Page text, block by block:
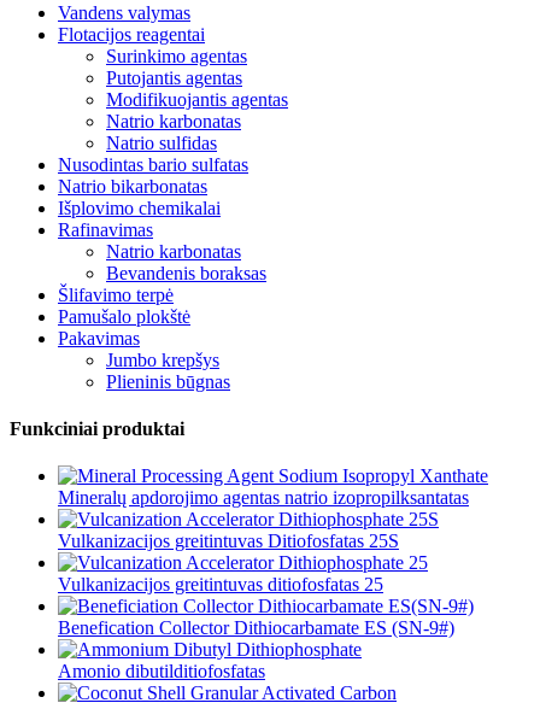
Vandens valymas
Flotacijos reagentai
Surinkimo agentas
Putojantis agentas
Modifikuojantis agentas
Natrio karbonatas
Natrio sulfidas
Nusodintas bario sulfatas
Natrio bikarbonatas
Išplovimo chemikalai
Rafinavimas
Natrio karbonatas
Bevandenis boraksas
Šlifavimo terpė
Pamušalo plokštė
Pakavimas
Jumbo krepšys
Plieninis būgnas
Funkciniai produktai
Mineralų apdorojimo agentas natrio izopropilksantatas
Vulkanizacijos greitintuvas Ditiofosfatas 25S
Vulkanizacijos greitintuvas ditiofosfatas 25
Benefication Collector Dithiocarbamate ES (SN-9#)
Amonio dibutilditiofosfatas